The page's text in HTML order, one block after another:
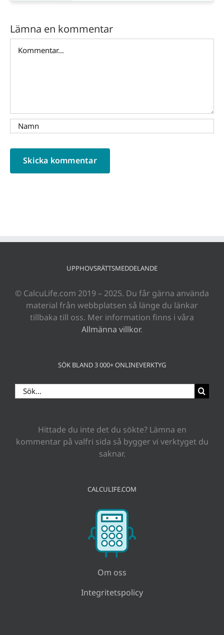
Lämna en kommentar
UPPHOVSRÄTTSMEDDELANDE
© CalcuLife.com 2019 – 2025. Du får gärna använda
material från webbplatsen så länge du länkar
tillbaka till oss. Mer information finns i våra
Allmänna villkor.
SÖK BLAND 3 000+ ONLINEVERKTYG
Sök
efter:
Hittade du inte det du sökte? Lämna en
kommentar på valfri sida så bygger vi verktyget du
saknar.
CALCULIFE.COM
Om oss
Integritetspolicy